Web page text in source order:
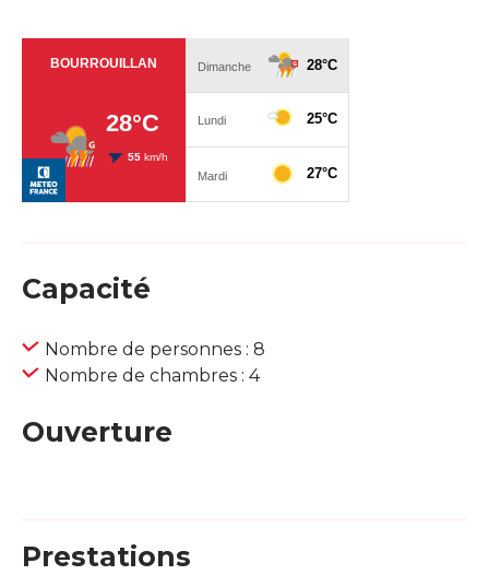
Capacité
Nombre de personnes : 8
Nombre de chambres : 4
Ouverture
Prestations